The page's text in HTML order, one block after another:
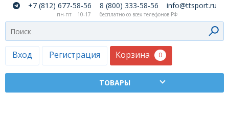
Вход Регистрация Корзина 0
компании
Как
сделать
заказ
Оплата
доставка
+7 (812) 677-58-56 8 (800) 333-58-56 info@ttsport.ru
пн-пт 10-17 бесплатно со всех телефонов РФ